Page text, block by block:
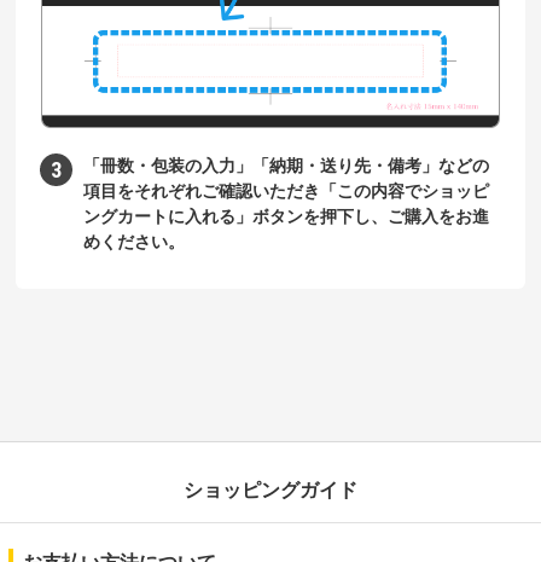
「冊数・包装の入力」「納期・送り先・備考」などの
項目をそれぞれご確認いただき「この内容でショッピ
ングカートに入れる」ボタンを押下し、ご購入をお進
めください。
ショッピングガイド